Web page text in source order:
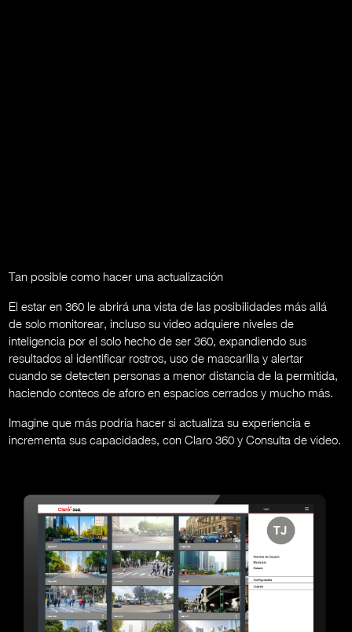
Tan posible como hacer una actualización
El estar en 360 le abrirá una vista de las posibilidades más allá
de solo monitorear, incluso su video adquiere niveles de
inteligencia por el solo hecho de ser 360, expandiendo sus
resultados al identificar rostros, uso de mascarilla y alertar
cuando se detecten personas a menor distancia de la permitida,
haciendo conteos de aforo en espacios cerrados y mucho más.
Imagine que más podría hacer si actualiza su experiencia e
incrementa sus capacidades, con Claro 360 y Consulta de video.